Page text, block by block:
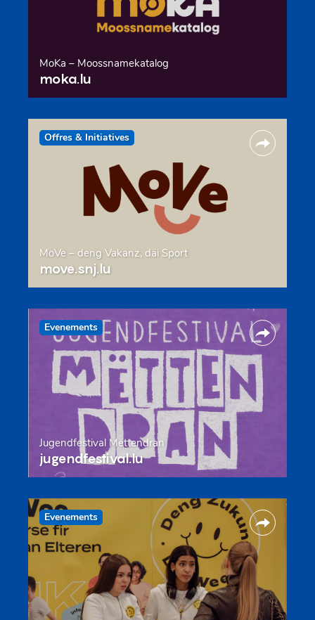
MoKa – Moossnamekatalog
moka.lu
Offres & Initiatives
MoVe – deng Vakanz, däi Sport
move.snj.lu
Evenements
Jugendfestival Mëttendran
jugendfestival.lu
Evenements